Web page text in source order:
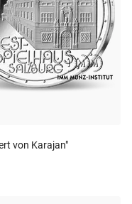
von Karajan"